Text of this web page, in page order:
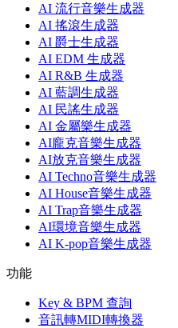
AI 流行音樂生成器
AI 搖滾生成器
AI 爵士生成器
AI EDM 生成器
AI R&B 生成器
AI 藍調生成器
AI 民謠生成器
AI 金屬樂生成器
AI龐克音樂生成器
AI放克音樂生成器
AI Techno音樂生成器
AI House音樂生成器
AI Trap音樂生成器
AI環境音樂生成器
AI K-pop音樂生成器
功能
Key & BPM 查詢
音訊轉MIDI轉換器